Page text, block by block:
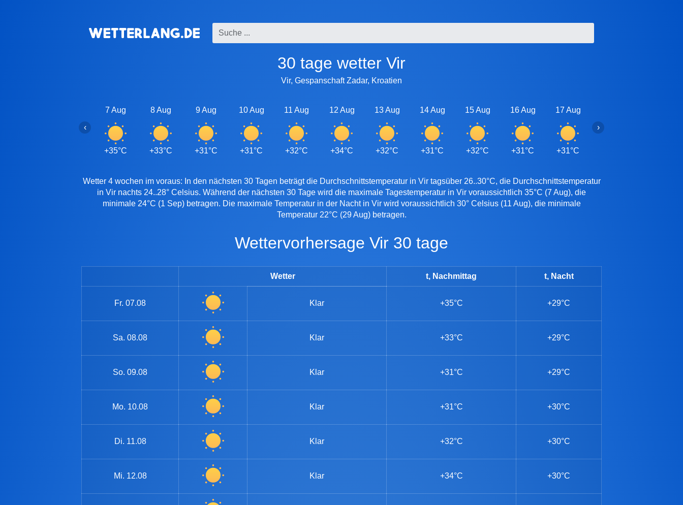
30 tage wetter Vir
Vir, Gespanschaft Zadar, Kroatien
7 Aug
+35°C
8 Aug
+33°C
9 Aug
+31°C
10 Aug
+31°C
11 Aug
+32°C
12 Aug
+34°C
13 Aug
+32°C
14 Aug
+31°C
15 Aug
+32°C
16 Aug
+31°C
17 Aug
+31°C
‹ ›
Wetter 4 wochen im voraus: In den nächsten 30 Tagen beträgt die Durchschnittstemperatur in Vir tagsüber 26..30°C, die Durchschnittstemperatur
in Vir nachts 24..28° Celsius. Während der nächsten 30 Tage wird die maximale Tagestemperatur in Vir voraussichtlich 35°C (7 Aug), die
minimale 24°C (1 Sep) betragen. Die maximale Temperatur in der Nacht in Vir wird voraussichtlich 30° Celsius (11 Aug), die minimale
Temperatur 22°C (29 Aug) betragen.
Wettervorhersage Vir 30 tage
Wetter t, Nachmittag t, Nacht
Fr. 07.08 Klar +35°C +29°C
Sa. 08.08 Klar +33°C +29°C
So. 09.08 Klar +31°C +29°C
Mo. 10.08 Klar +31°C +30°C
Di. 11.08 Klar +32°C +30°C
Mi. 12.08 Klar +34°C +30°C